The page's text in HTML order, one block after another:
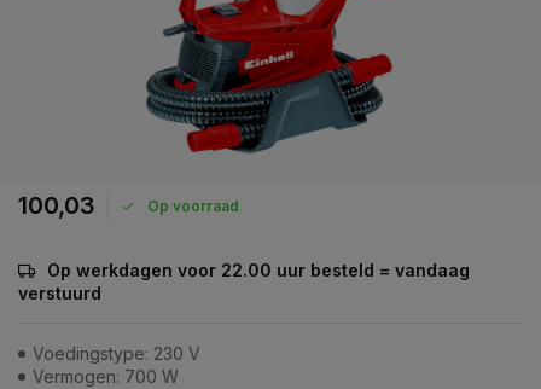
100,03 Op voorraad
Op werkdagen voor 22.00 uur besteld = vandaag
verstuurd
Voedingstype: 230 V
Vermogen: 700 W